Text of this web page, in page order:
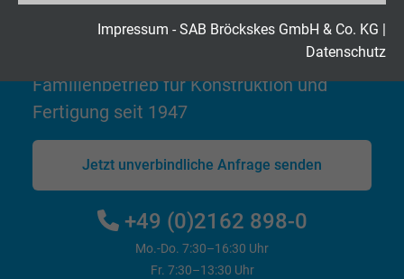
2 Jahre
Zweck
Erzeugt statistische Daten darüber, wie der
Besucher die Website nutzt.
_gid, Google Analytics
Google LLC
1 Tag
Impressum - SAB Bröckskes GmbH & Co. KG |
Datenschutz
Hochflexible Kabel & Leitungen
Familienbetrieb für Konstruktion und
Fertigung seit 1947
Jetzt unverbindliche Anfrage senden
+49 (0)2162 898-0
Mo.-Do. 7:30–16:30 Uhr
Fr. 7:30–13:30 Uhr